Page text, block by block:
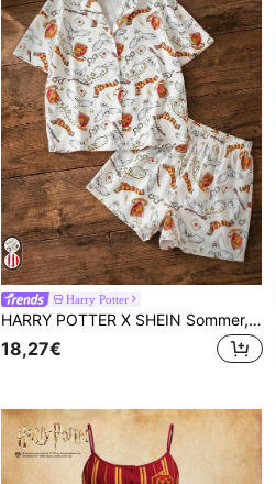
Harry Potter
HARRY POTTER X SHEIN Sommer, Damenpyjama-Set, Ravenclaw, Lässig zuhause, täglich, Cartoon Muster
18,27€